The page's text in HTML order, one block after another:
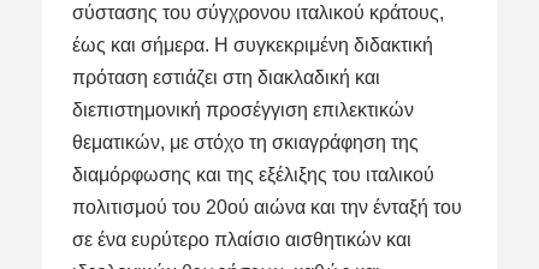
σύστασης του σύγχρονου ιταλικού κράτους,
έως και σήμερα. Η συγκεκριμένη διδακτική
πρόταση εστιάζει στη διακλαδική και
διεπιστημονική προσέγγιση επιλεκτικών
θεματικών, με στόχο τη σκιαγράφηση της
διαμόρφωσης και της εξέλιξης του ιταλικού
πολιτισμού του 20ού αιώνα και την ένταξή του
σε ένα ευρύτερο πλαίσιο αισθητικών και